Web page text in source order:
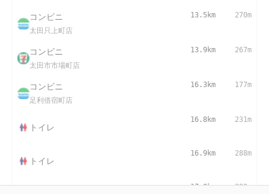
コンビニ
太田只上町店
13.5km 270m
コンビニ
太田市市場町店
13.9km 267m
コンビニ
足利借宿町店
16.3km 177m
トイレ
16.8km 231m
トイレ
16.9km 288m
17.0km 298m